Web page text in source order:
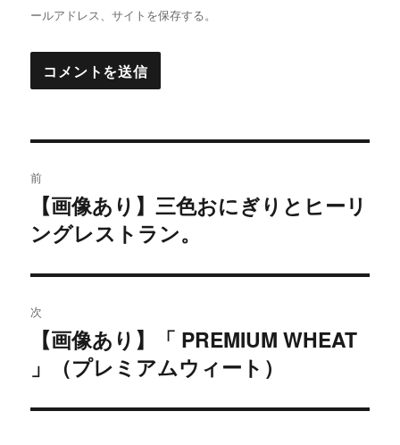
ールアドレス、サイトを保存する。
稿
ナ
ビ
ゲ
ー
シ
前
去
投
稿:
【画像あり】三色おにぎりとヒーリ
ングレストラン。
次
の
稿:
【画像あり】「 PREMIUM WHEAT
」（プレミアムウィート）